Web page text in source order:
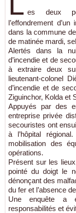
es deux
l’effondrement
dans la commune
de matinée mardi,
Alertés dans la
d’incendie et de
à extraire deux
lieutenant-colonel
d’incendie et de
Ziguinchor, Kolda et
Appuyés par des
entreprise privée
secouristes ont
à l’hôpital
mobilisation des
opérations.
Présent sur les
pointé du doigt le
dénonçant des
du fer et l’absence
Une enquête a
responsabilités et